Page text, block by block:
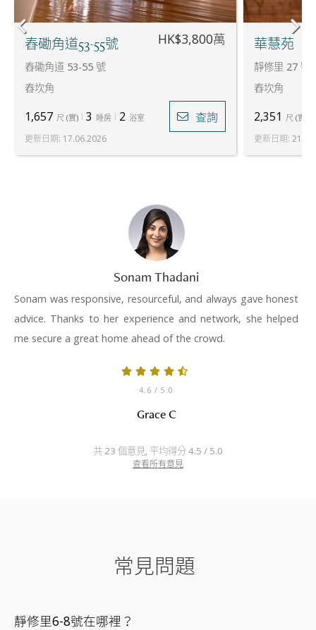
舂磡角道53-55號
舂磡角道 53-55 號
舂坎角
HK$3,800萬
1,657 尺 (實) 3 睡房 2 浴室 查詢
更新日期: 17.06.2026
華慧苑
靜修里 27 號
舂坎角
2,351 尺 (實
更新日期:
Sonam Thadani
Sonam was responsive, resourceful, and always gave honest
advice. Thanks to her experience and network, she helped
me secure a great home ahead of the crowd.
4.6 / 5.0
Grace C
共 23 個意見, 平均得分 4.5 / 5.0
查看所有意見
常見問題
靜修里6-8號在哪裡？